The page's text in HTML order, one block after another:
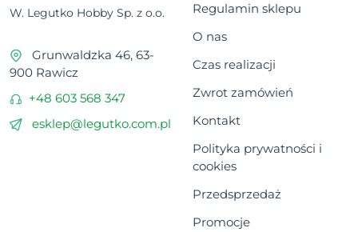
W. Legutko Hobby Sp. z o.o.
Grunwaldzka 46, 63-
900 Rawicz
+48 603 568 347
esklep@legutko.com.pl
Regulamin sklepu
O nas
Czas realizacji
Zwrot zamówień
Kontakt
Polityka prywatności i
cookies
Przedsprzedaż
Promocje